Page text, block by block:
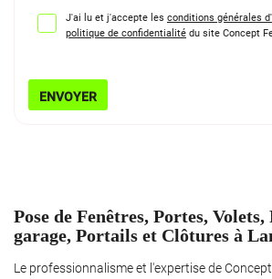
J'ai lu et j'accepte les conditions générales
politique de confidentialité du site Concept
ENVOYER
Pose de Fenêtres, Portes, Volets,
garage, Portails et Clôtures à
Le professionnalisme et l'expertise de